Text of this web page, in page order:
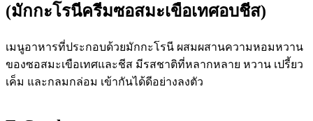
(มักกะโรนีครีมซอสมะเขือเทศอบชีส)
เมนูอาหารที่ประกอบด้วยมักกะโรนี ผสมผสานความหอมหวาน
ของซอสมะเขือเทศและชีส มีรสชาติที่หลากหลาย หวาน เปรี้ยว
เค็ม และกลมกล่อม เข้ากันได้ดีอย่างลงตัว